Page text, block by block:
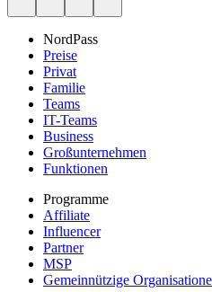
NordPass
Preise
Privat
Familie
Teams
IT-Teams
Business
Großunternehmen
Funktionen
Programme
Affiliate
Influencer
Partner
MSP
Gemeinnützige